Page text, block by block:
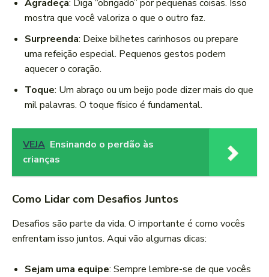
Agradeça: Diga “obrigado” por pequenas coisas. Isso
mostra que você valoriza o que o outro faz.
Surpreenda: Deixe bilhetes carinhosos ou prepare
uma refeição especial. Pequenos gestos podem
aquecer o coração.
Toque: Um abraço ou um beijo pode dizer mais do que
mil palavras. O toque físico é fundamental.
VEJA Ensinando o perdão às
crianças
Como Lidar com Desafios Juntos
Desafios são parte da vida. O importante é como vocês
enfrentam isso juntos. Aqui vão algumas dicas:
Sejam uma equipe: Sempre lembre-se de que vocês